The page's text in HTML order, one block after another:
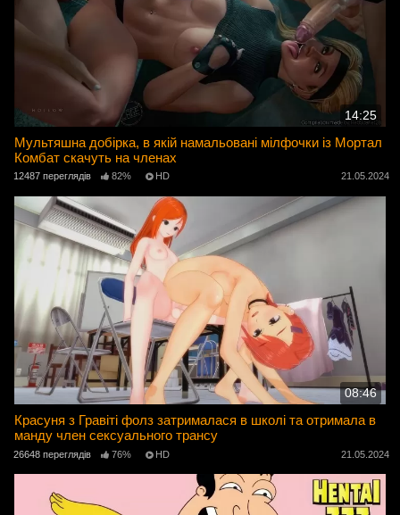
14:25
Мультяшна добірка, в якій намальовані мілфочки із Мортал
Комбат скачуть на членах
12487 переглядів 82% HD 21.05.2024
08:46
Красуня з Гравіті фолз затрималася в школі та отримала в
манду член сексуального трансу
26648 переглядів 76% HD 21.05.2024